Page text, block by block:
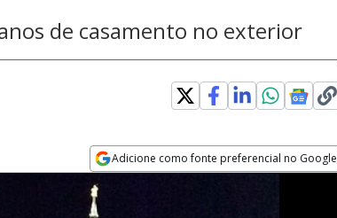
de casamento no exterior
Adicione como fonte preferencial no Google
Opens in new window